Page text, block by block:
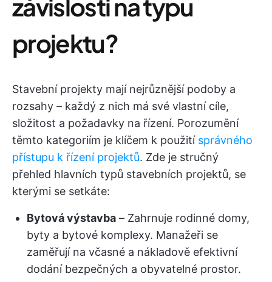
závislosti na typu
projektu?
Stavební projekty mají nejrůznější podoby a
rozsahy – každý z nich má své vlastní cíle,
složitost a požadavky na řízení. Porozumění
těmto kategoriím je klíčem k použití správného
přístupu k řízení projektů. Zde je stručný
přehled hlavních typů stavebních projektů, se
kterými se setkáte:
Bytová výstavba – Zahrnuje rodinné domy,
byty a bytové komplexy. Manažeři se
zaměřují na včasné a nákladově efektivní
dodání bezpečných a obyvatelné prostor.